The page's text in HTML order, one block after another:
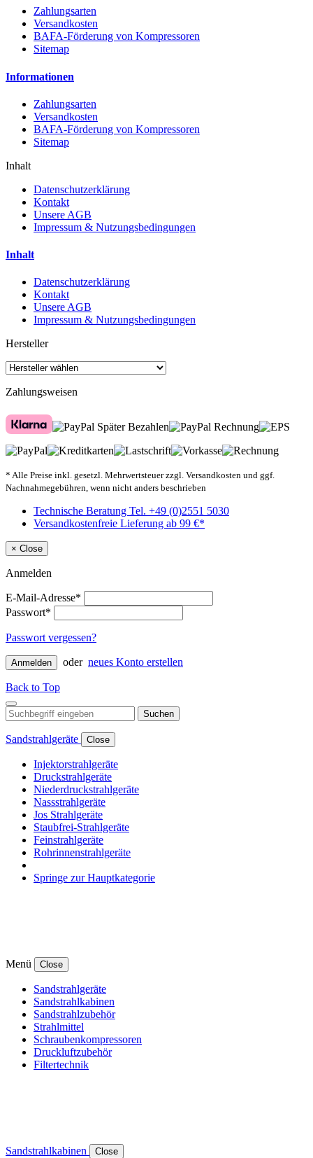
Zahlungsarten
Versandkosten
BAFA-Förderung von Kompressoren
Sitemap
Informationen
Zahlungsarten
Versandkosten
BAFA-Förderung von Kompressoren
Sitemap
Inhalt
Datenschutzerklärung
Kontakt
Unsere AGB
Impressum & Nutzungsbedingungen
Inhalt
Datenschutzerklärung
Kontakt
Unsere AGB
Impressum & Nutzungsbedingungen
Hersteller
Zahlungsweisen
* Alle Preise inkl. gesetzl. Mehrwertsteuer zzgl. Versandkosten und ggf.
Nachnahmegebühren, wenn nicht anders beschrieben
Technische Beratung Tel. +49 (0)2551 5030
Versandkostenfreie Lieferung ab 99 €*
× Close
Anmelden
E-Mail-Adresse*
Passwort*
Passwort vergessen?
Anmelden oder neues Konto erstellen
Back to Top
Suchen
Sandstrahlgeräte Close
Injektorstrahlgeräte
Druckstrahlgeräte
Niederdruckstrahlgeräte
Nassstrahlgeräte
Jos Strahlgeräte
Staubfrei-Strahlgeräte
Feinstrahlgeräte
Rohrinnenstrahlgeräte
Springe zur Hauptkategorie
Menü Close
Sandstrahlgeräte
Sandstrahlkabinen
Sandstrahlzubehör
Strahlmittel
Schraubenkompressoren
Druckluftzubehör
Filtertechnik
Sandstrahlkabinen Close